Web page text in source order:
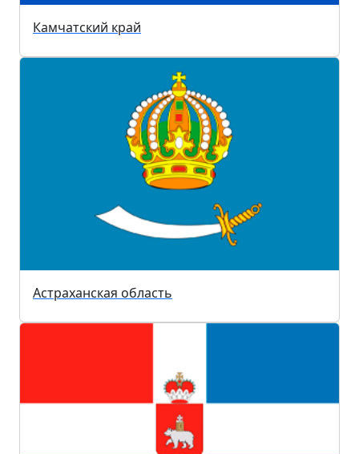
Камчатский край
Астраханская область